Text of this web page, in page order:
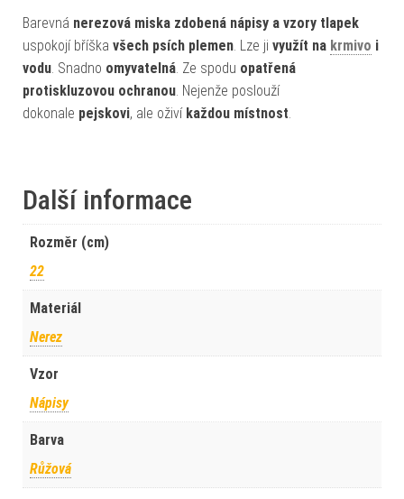
Barevná nerezová miska zdobená nápisy a vzory tlapek
uspokojí bříška všech psích plemen . Lze ji využít na krmivo i
vodu . Snadno omyvatelná . Ze spodu opatřená
protiskluzovou ochranou . Nejenže poslouží
dokonale pejskovi, ale oživí každou místnost
Další informace
Rozměr (cm)
22
Materiál
Nerez
Vzor
Nápisy
Barva
Růžová